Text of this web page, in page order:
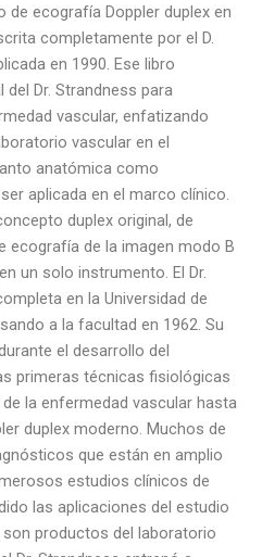
de ecografía Doppler duplex en
completamente por el D.
en 1990. Ese libro
Dr. Strandness para
vascular, enfatizando
vascular en el
anatómica como
aplicada en el marco clínico.
duplex original, de
ecografía de la imagen modo B
un solo instrumento. El Dr.
en la Universidad de
a la facultad en 1962. Su
el desarrollo del
primeras técnicas fisiológicas
la enfermedad vascular hasta
duplex moderno. Muchos de
que están en amplio
estudios clínicos de
las aplicaciones del estudio
productos del laboratorio